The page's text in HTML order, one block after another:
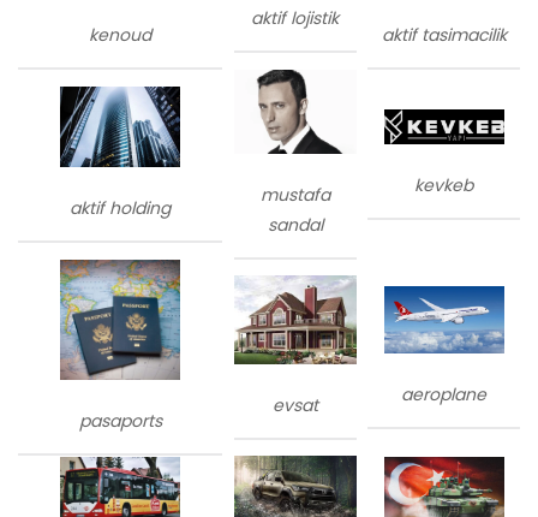
kenoud
aktif lojistik
aktif tasimacilik
aktif holding
mustafa
sandal
kevkeb
pasaports
evsat aeroplane